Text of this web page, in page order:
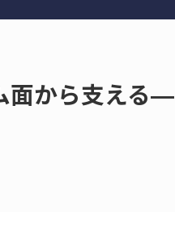
面から支える―